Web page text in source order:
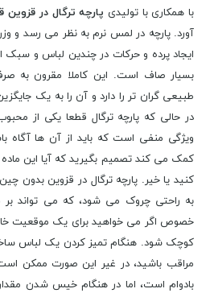
با همکاری با تولیدی پارچه ترگال در
آورد. پارچه در لمس نرم به نظر می رسد و
ایجاد پرده و حرکات در چندین لباس و سبک
بسیار صاف است. این کاملا مقرون به
طبیعی گران‌ تر را دارد و آن را به یک
در حالی که پارچه ترگال قطعا یکی از
ویژگی منفی است که باید از آن ها آگاه
کمک می کند تصمیم بگیرید که آیا این
کنید یا خیر. پارچه ترگال در قزوین
به راحتی چروک می شود، که می تواند بر
خصوص اگر می خواهید برای یک موقعیت
کوچک شود. هنگام تمیز کردن یک لباس
مراقب باشید، در غیر این صورت ممکن
بادوام است، اما در هنگام خیس شدن